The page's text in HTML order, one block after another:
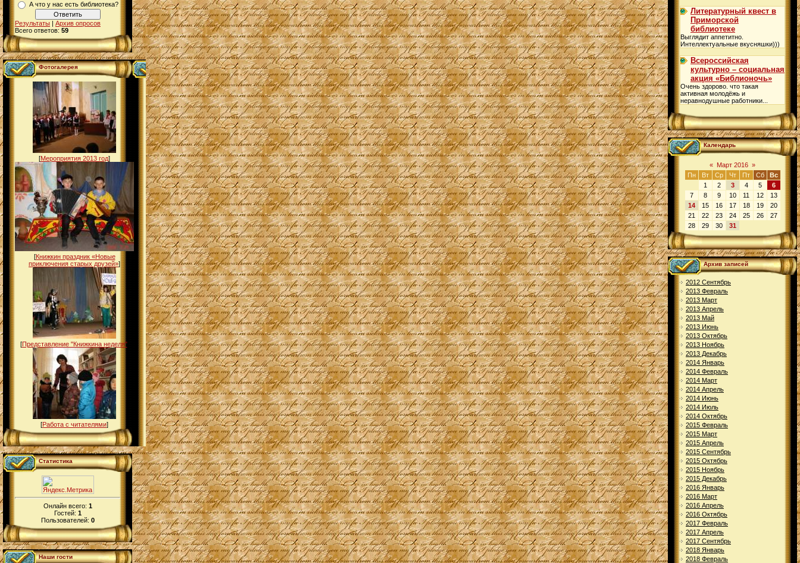
А что у нас есть библиотека?
Результаты | Архив опросов
Всего ответов: 59
Фотогалерея
[Мероприятия 2013 год]
[Книжкин праздник «Новые
приключения старых друзей»]
[Представление "Книжкина неделя"]
[Работа с читателями]
Статистика
Онлайн всего: 1
Гостей: 1
Пользователей: 0
Наши гости
Литературный квест в
Приморской
библиотеке
Выглядит аппетитно.
Интеллектуальные вкусняшки)))
Всероссийская
культурно – социальная
акция «Библионочь»
Очень здорово. что такая
активная молодёжь и
неравнодушные работники...
Календарь
« Март 2016 »
Пн
Вт Ср Чт Пт Сб
Вс
1
2 3 4 5
6
7
8 9 10 11 12
13
14
15 16 17 18 19
20
21
22 23 24 25 26
27
28
29 30 31
Архив записей
2012 Сентябрь
2013 Февраль
2013 Март
2013 Апрель
2013 Май
2013 Июнь
2013 Октябрь
2013 Ноябрь
2013 Декабрь
2014 Январь
2014 Февраль
2014 Март
2014 Апрель
2014 Июнь
2014 Июль
2014 Октябрь
2015 Февраль
2015 Март
2015 Апрель
2015 Сентябрь
2015 Октябрь
2015 Ноябрь
2015 Декабрь
2016 Январь
2016 Март
2016 Апрель
2016 Октябрь
2017 Февраль
2017 Апрель
2017 Сентябрь
2018 Январь
2018 Февраль